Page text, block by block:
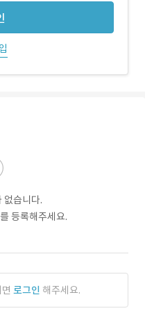
없습니다.
등록해주세요.
로그인 해주세요.